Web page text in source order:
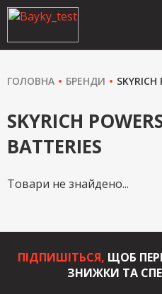
ГОЛОВНА БРЕНДИ SKYRICH
SKYRICH
BATTERIES
Товари не знайдено...
ПІДПИШІТЬСЯ, ЩОБ
ЗНИЖКИ ТА